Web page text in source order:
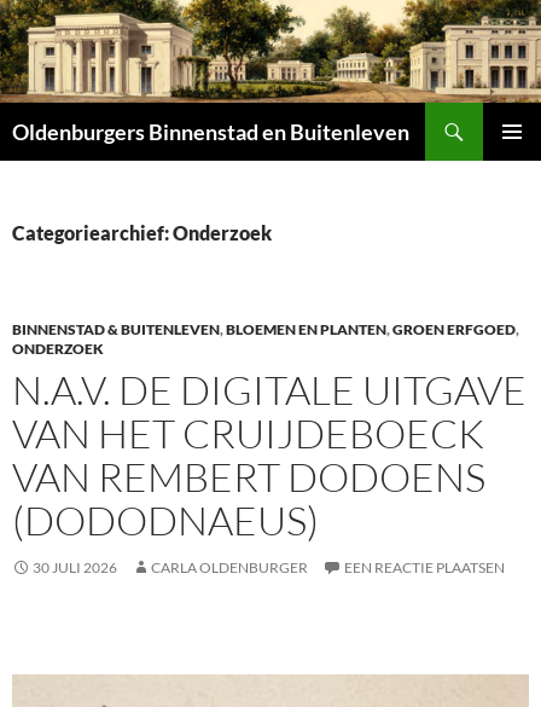
Oldenburgers Binnenstad en Buitenleven
Categoriearchief: Onderzoek
BINNENSTAD & BUITENLEVEN,BLOEMEN EN PLANTEN,GROEN ERFGOED,
ONDERZOEK
N.A.V. DE DIGITALE UITGAVE
VAN HET CRUIJDEBOECK
VAN REMBERT DODOENS
(DODODNAEUS)
30 JULI 2026 CARLA OLDENBURGER EEN REACTIE PLAATSEN